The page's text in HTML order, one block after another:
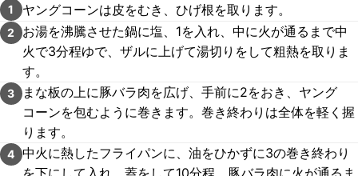
1 ヤングコーンは皮をむき、ひげ根を取ります。
2
お湯を沸騰させた鍋に塩、1を入れ、中に火が通るまで中
火で3分程ゆで、ザルに上げて湯切りをして粗熱を取りま
す。
3
まな板の上に豚バラ肉を広げ、手前に2をおき、ヤング
コーンを包むように巻きます。巻き終わりは全体を軽く握
ります。
4 中火に熱したフライパンに、油をひかずに3の巻き終わり
を下にして入れ、蓋をして10分程、豚バラ肉に火が通るま